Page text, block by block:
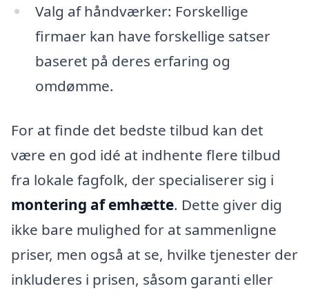
Valg af håndværker: Forskellige
firmaer kan have forskellige satser
baseret på deres erfaring og
omdømme.
For at finde det bedste tilbud kan det
være en god idé at indhente flere tilbud
fra lokale fagfolk, der specialiserer sig i
montering af emhætte. Dette giver dig
ikke bare mulighed for at sammenligne
priser, men også at se, hvilke tjenester der
inkluderes i prisen, såsom garanti eller